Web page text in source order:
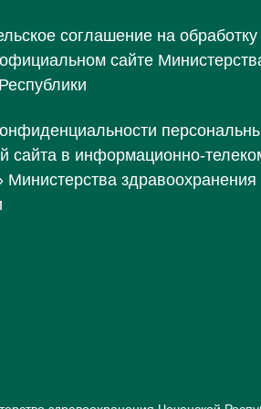
соглашение на
сайте
сайта в информационно-
Министерства здравоохранения